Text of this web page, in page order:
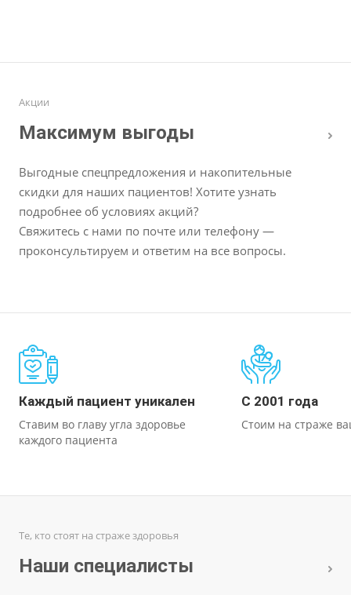
Акции
Максимум выгоды
Выгодные спецпредложения и накопительные
скидки для наших пациентов! Хотите узнать
подробнее об условиях акций?
Свяжитесь с нами по почте или телефону —
проконсультируем и ответим на все вопросы.
Каждый пациент уникален
Ставим во главу угла здоровье
каждого пациента
С 2001 года
Стоим на страже
Те, кто стоят на страже здоровья
Наши специалисты